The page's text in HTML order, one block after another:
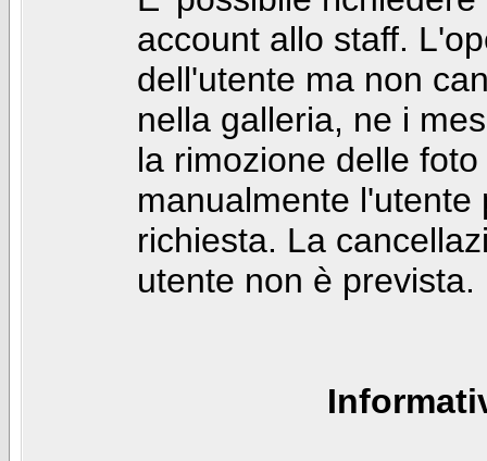
account allo staff.
dell'utente ma non
nella galleria, ne i
la rimozione delle
manualmente
richiesta. La
utente non è prevista.